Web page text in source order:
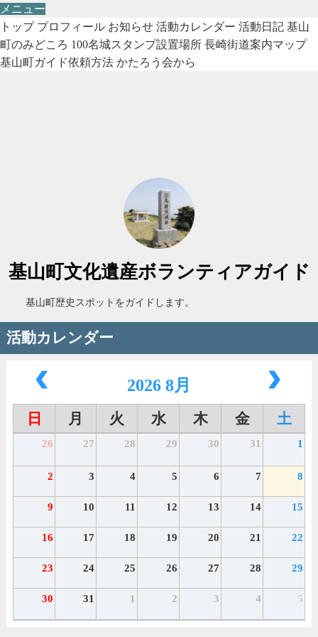
メニュー
トップ プロフィール お知らせ 活動カレンダー 活動日記 基山
町のみどころ 100名城スタンプ設置場所 長崎街道案内マップ
基山町ガイド依頼方法 かたろう会から
基山町文化遺産ボランティアガイド
基山町歴史スポットをガイドします。
活動カレンダー
2026 8月
日 月 火 水 木 金 土
26 27 28 29 30 31 1
2 3 4 5 6 7 8
9 10 11 12 13 14 15
16 17 18 19 20 21 22
23 24 25 26 27 28 29
30 31 1 2 3 4 5